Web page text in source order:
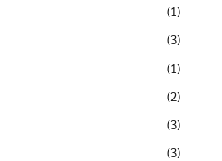
(1)
(3)
(1)
(2)
(3)
(3)